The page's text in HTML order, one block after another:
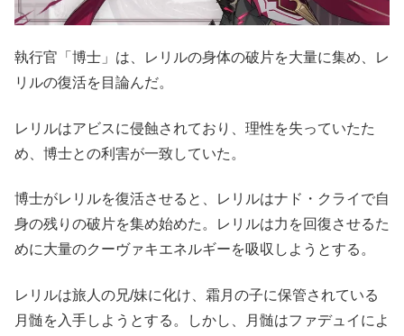
執行官「博士」は、レリルの身体の破片を大量に集め、レ
リルの復活を目論んだ。
レリルはアビスに侵蝕されており、理性を失っていたた
め、博士との利害が一致していた。
博士がレリルを復活させると、レリルはナド・クライで自
身の残りの破片を集め始めた。レリルは力を回復させるた
めに大量のクーヴァキエネルギーを吸収しようとする。
レリルは旅人の兄/妹に化け、霜月の子に保管されている
月髄を入手しようとする。しかし、月髄はファデュイによ